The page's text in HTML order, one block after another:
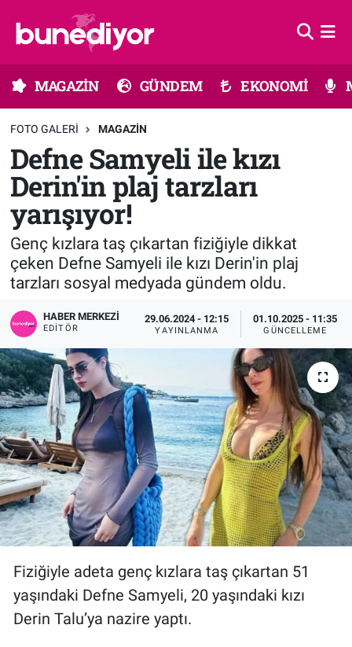
MAGAZİN GÜNDEM EKONOMİ
FOTO GALERI MAGAZIN
Defne Samyeli ile kızı
Derin'in plaj tarzları
yarışıyor!
Genç kızlara taş çıkartan fiziğiyle dikkat
çeken Defne Samyeli ile kızı Derin'in plaj
tarzları sosyal medyada gündem oldu.
HABER MERKEZI
EDITÖR
29.06.2024 - 12:15
YAYINLANMA
01.10.2025 - 11:35
GÜNCELLEME
Fiziğiyle adeta genç kızlara taş çıkartan 51
yaşındaki Defne Samyeli, 20 yaşındaki kızı
Derin Talu’ya nazire yaptı.
Gündem
Moda
Kültür Sanat
Sağlık
Spor
Teknoloji
Tv Medya
MÜZİK
MODA
SAĞLIK
KÜLTÜR SANAT
Tüm Manşetler
Son Dakika Haberleri
Haber Arşivi